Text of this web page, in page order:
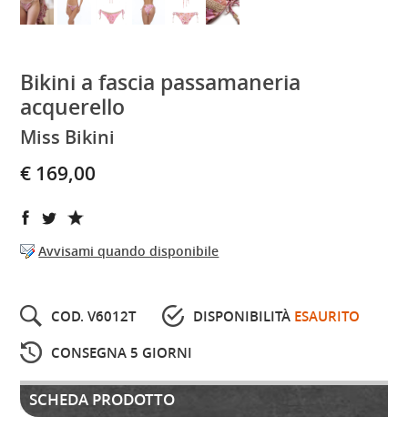
Bikini a fascia passamaneria
acquerello
Miss Bikini
€ 169,00
Avvisami quando disponibile
COD. V6012T DISPONIBILITÀ ESAURITO
CONSEGNA 5 GIORNI
SCHEDA PRODOTTO